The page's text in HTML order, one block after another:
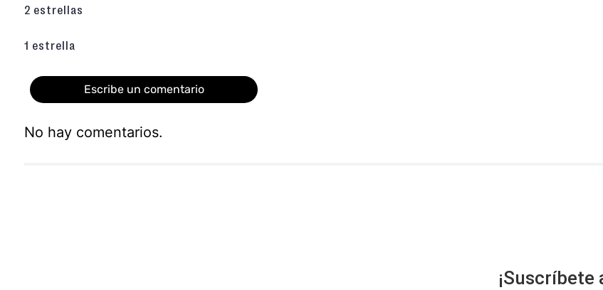
2 estrellas
1 estrella
Escribe un comentario
No hay comentarios.